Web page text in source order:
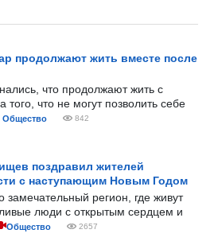
продолжают жить вместе после
что продолжают жить с
что не могут позволить себе
Общество 842
поздравил жителей
с наступающим Новым Годом
замечательный регион, где живут
люди с открытым сердцем и
Общество 2657